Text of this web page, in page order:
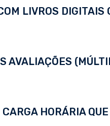
LIVROS DIGITAIS
AVALIAÇÕES
HORÁRIA